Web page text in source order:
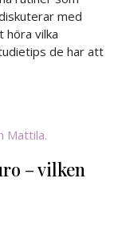
med
höra vilka
de har att
– vilken